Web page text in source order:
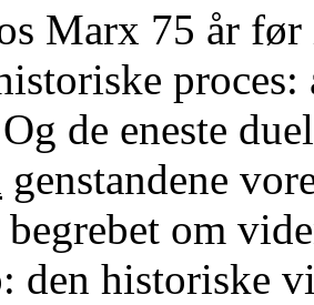
Marx 75 år
de eneste
genstandene
om
den historiske